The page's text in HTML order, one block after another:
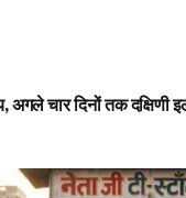
चार दिनों तक दक्षिणी